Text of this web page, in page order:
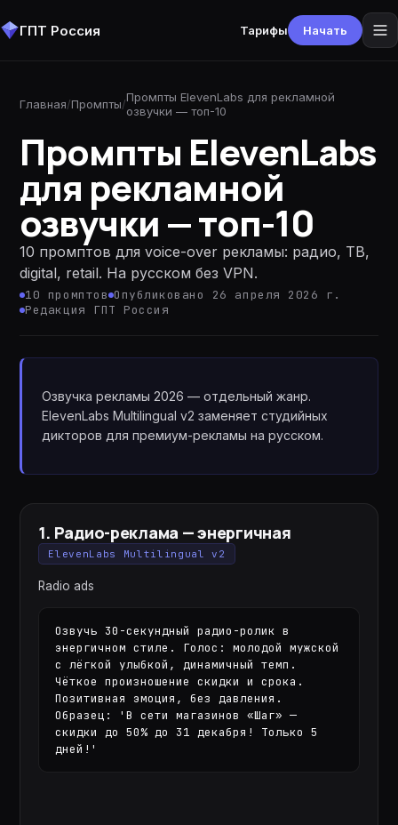
ГПТ Россия Тарифы Начать
Главная/Промпты/Промпты ElevenLabs для рекламной
озвучки — топ-10
Промпты ElevenLabs
для рекламной
озвучки — топ-10
10 промптов для voice-over рекламы: радио, ТВ,
digital, retail. На русском без VPN.
10 промптов Опубликовано 26 апреля 2026 г.
Редакция ГПТ Россия
Озвучка рекламы 2026 — отдельный жанр.
ElevenLabs Multilingual v2 заменяет студийных
дикторов для премиум-рекламы на русском.
1. Радио-реклама — энергичная
ElevenLabs Multilingual v2
Radio ads
Озвучь 30-секундный радио-ролик в
энергичном стиле. Голос: молодой мужской
с лёгкой улыбкой, динамичный темп.
Чёткое произношение скидки и срока.
Позитивная эмоция, без давления.
Образец: 'В сети магазинов «Шаг» —
скидки до 50% до 31 декабря! Только 5
дней!'